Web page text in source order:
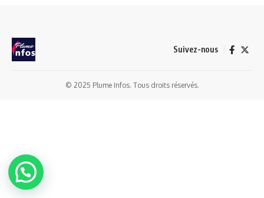
Suivez-nous
© 2025 Plume Infos. Tous droits réservés.